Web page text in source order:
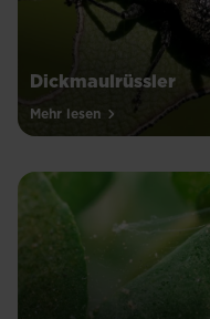
Dickmaulrüssler
Mehr lesen